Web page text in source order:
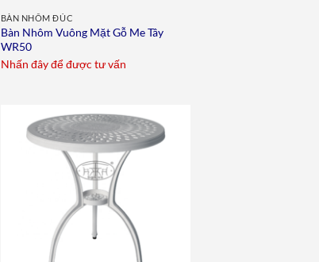
BÀN NHÔM ĐÚC
Bàn Nhôm Vuông Mặt Gỗ Me Tây
WR50
Nhấn đây để được tư vấn
Add to